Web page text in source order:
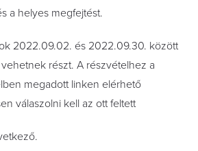
a helyes megfejtést.
2022.09.02. és 2022.09.30. között
részt. A részvételhez a
megadott linken elérhető
válaszolni kell az ott feltett